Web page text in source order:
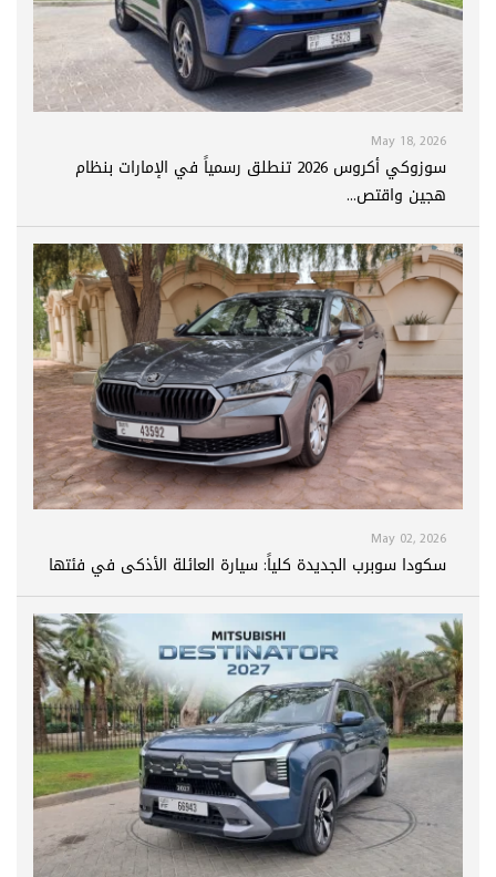
May 18, 2026
سوزوكي أكروس 2026 تنطلق رسمياً في الإمارات بنظام
هجين واقتص...
May 02, 2026
سكودا سوبرب الجديدة كلياً: سيارة العائلة الأذكى في فئتها